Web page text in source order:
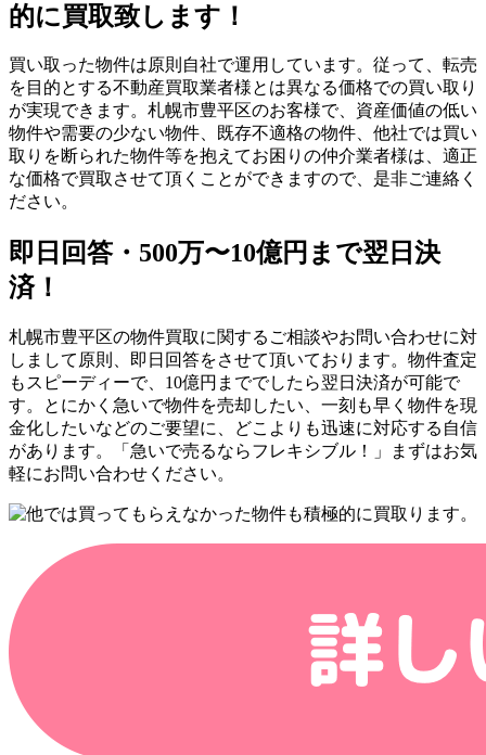
的に買取致します！
買い取った物件は原則自社で運用しています。従って、転売
を目的とする不動産買取業者様とは異なる価格での買い取り
が実現できます。札幌市豊平区のお客様で、資産価値の低い
物件や需要の少ない物件、既存不適格の物件、他社では買い
取りを断られた物件等を抱えてお困りの仲介業者様は、適正
な価格で買取させて頂くことができますので、是非ご連絡く
ださい。
即日回答・500万〜10億円まで翌日決
済！
札幌市豊平区の物件買取に関するご相談やお問い合わせに対
しまして原則、即日回答をさせて頂いております。物件査定
もスピーディーで、10億円まででしたら翌日決済が可能で
す。とにかく急いで物件を売却したい、一刻も早く物件を現
金化したいなどのご要望に、どこよりも迅速に対応する自信
があります。「急いで売るならフレキシブル！」まずはお気
軽にお問い合わせください。